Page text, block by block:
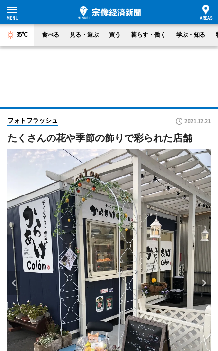
35°C 食べる 見る・遊ぶ 買う 暮らす・働く 学ぶ・知る
フォトフラッシュ 2021.12.21
たくさんの花や季節の飾りで彩られた店舗